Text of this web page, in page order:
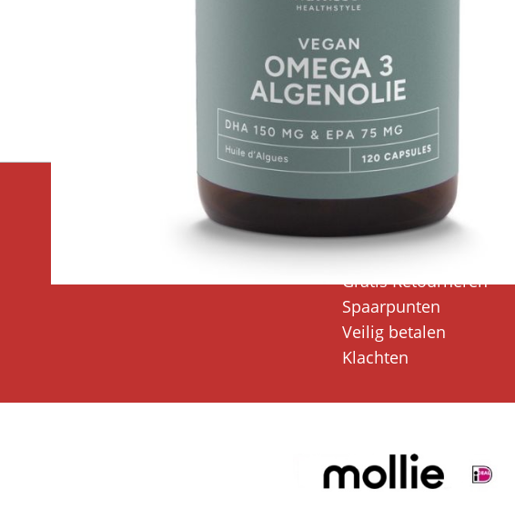
Supplementen > Schizochytrium (Algenolie)
Klantenservice
Verzending & Bezorging
Verzendkosten
Gratis Retourneren
Spaarpunten
Veilig betalen
Klachten